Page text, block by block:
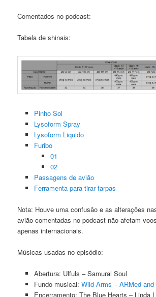
Comentados no podcast:
Tabela de shinais:
Pinho Sol
Lysoform Spray
Lysoform Liquido
Furibo
01
02
Passagens de avião
Ferramenta para tirar farpas
Nota: Houve uma confusão e as alterações
avião comentadas no podcast não afetam
apenas internacionais.
Músicas usadas no episódio:
Abertura: Ulfuls – Samurai Soul
Fundo musical: Wild Arms – ARMed and
Encerramento: The Blue Hearts – Linda